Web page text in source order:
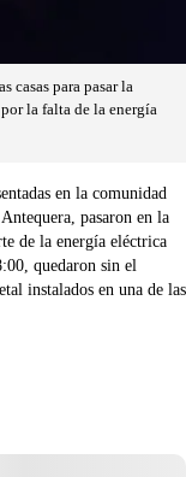
casas para pasar la
la falta de la energía
en la comunidad
pasaron en la
de la energía eléctrica
quedaron sin el
instalados en una de las